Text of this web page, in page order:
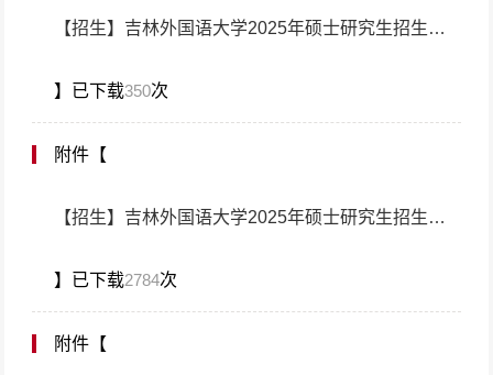
【招生】吉林外国语大学2025年硕士研究生招生考试参考书目（马克思主义理论、外国语言文学）20241014更新.pdf
】已下载350次
附件【
【招生】吉林外国语大学2025年硕士研究生招生考试参考书目（教育学、教育）.pdf
】已下载2784次
附件【